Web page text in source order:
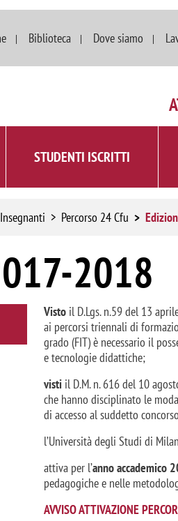
Biblioteca Dove siamo
STUDENTI ISCRITTI
Percorso 24 Cfu
2018
Visto il D.Lgs. n.59 del 13
ai percorsi triennali di
grado (FIT) è necessario il
e tecnologie didattiche;
visti il D.M. n. 616 del 10
che hanno disciplinato le
di accesso al suddetto concorso
l’Università degli Studi di
attiva per l’anno accademico
pedagogiche e nelle
AVVISO ATTIVAZIONE